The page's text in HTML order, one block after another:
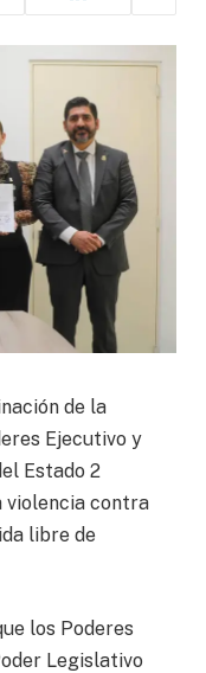
de la
Ejecutivo y
Estado 2
violencia contra
libre de
los Poderes
Legislativo